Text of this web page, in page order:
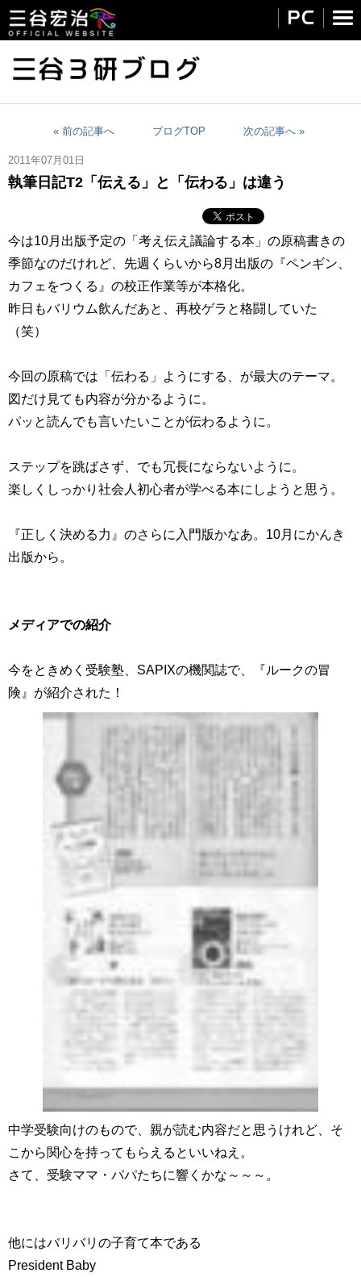
« 前の記事へ ブログTOP 次の記事へ »
2011年07月01日
執筆日記T2「伝える」と「伝わる」は違う
今は10月出版予定の「考え伝え議論する本」の原稿書きの
季節なのだけれど、先週くらいから8月出版の『ペンギン、
カフェをつくる』の校正作業等が本格化。
昨日もバリウム飲んだあと、再校ゲラと格闘していた
（笑）
今回の原稿では「伝わる」ようにする、が最大のテーマ。
図だけ見ても内容が分かるように。
パッと読んでも言いたいことが伝わるように。
ステップを跳ばさず、でも冗長にならないように。
楽しくしっかり社会人初心者が学べる本にしようと思う。
『正しく決める力』のさらに入門版かなあ。10月にかんき
出版から。
メディアでの紹介
今をときめく受験塾、SAPIXの機関誌で、『ルークの冒
険』が紹介された！
中学受験向けのもので、親が読む内容だと思うけれど、そ
こから関心を持ってもらえるといいねえ。
さて、受験ママ・パパたちに響くかな～～～。
他にはバリバリの子育て本である
President Baby